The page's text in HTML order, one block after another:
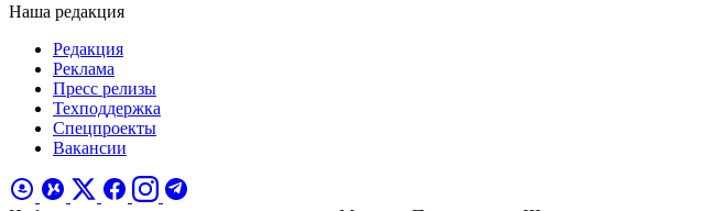
Наша редакция
Редакция
Реклама
Пресс релизы
Техподдержка
Спецпроекты
Вакансии